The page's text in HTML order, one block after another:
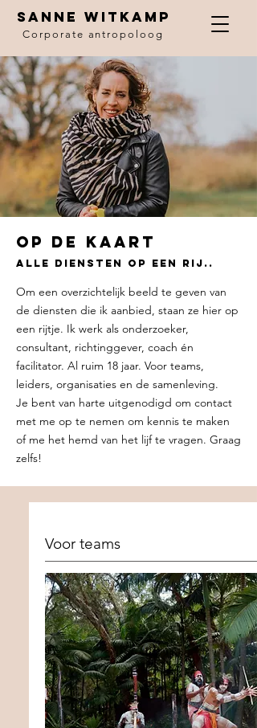
SANNE WITKAMP
Corporate antropoloog
op de kaart
Alle diensten op een rij..
Om een overzichtelijk beeld te geven van
de diensten die ik aanbied, staan ze hier op
een rijtje. Ik werk als onderzoeker,
consultant, richtinggever, coach én
facilitator. Al ruim 18 jaar. Voor teams,
leiders, organisaties en de samenleving.
Je bent van harte uitgenodigd om contact
met me op te nemen om kennis te maken
of me het hemd van het lijf te vragen. Graag
zelfs!
Voor teams